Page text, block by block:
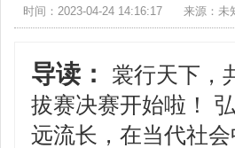
时间：2023-04-24 14:16:17 来源：未
导读：
裳行天下，
拔赛决赛开始啦！
远流长，在当代社